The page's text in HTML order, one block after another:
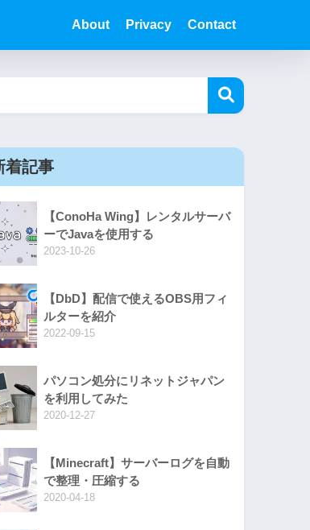
About Privacy Contact
着記事
【ConoHa Wing】レンタルサーバ
ーでJavaを使用する
2023-10-26
【DbD】配信で使えるOBS用フィ
ルターを紹介
2022-09-15
パソコン処分にリネットジャパン
を利用してみた
2020-12-27
【Minecraft】サーバーログを自動
で整理・圧縮する
2020-04-18